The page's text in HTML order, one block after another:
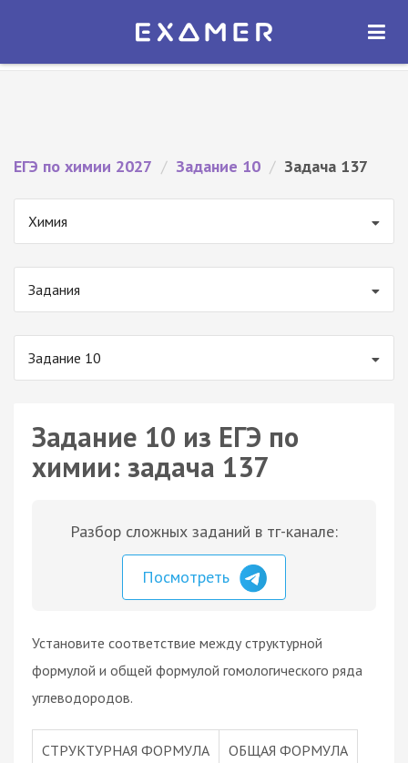
Экзамер — ЕГЭ 2027
ОТКРЫТЬ
ЕГЭ по химии 2027 / Задание 10 / Задача 137
Химия
Задания
Задание 10
Задание 10 из ЕГЭ по
химии: задача 137
Разбор сложных заданий в тг-канале:
Посмотреть
Установите соответствие между структурной
формулой и общей формулой гомологического ряда
углеводородов.
СТРУКТУРНАЯ ФОРМУЛА ОБЩАЯ ФОРМУЛА